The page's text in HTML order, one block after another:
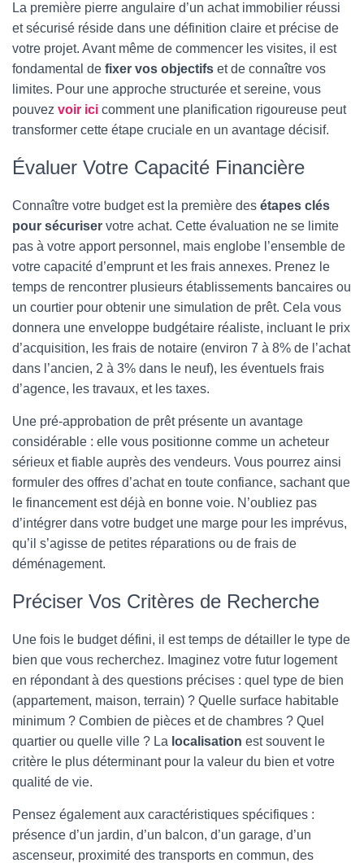
La première pierre angulaire d’un achat immobilier réussi
et sécurisé réside dans une définition claire et précise de
votre projet. Avant même de commencer les visites, il est
fondamental de fixer vos objectifs et de connaître vos
limites. Pour une approche structurée et sereine, vous
pouvez voir ici comment une planification rigoureuse peut
transformer cette étape cruciale en un avantage décisif.
Évaluer Votre Capacité Financière
Connaître votre budget est la première des étapes clés
pour sécuriser votre achat. Cette évaluation ne se limite
pas à votre apport personnel, mais englobe l’ensemble de
votre capacité d’emprunt et les frais annexes. Prenez le
temps de rencontrer plusieurs établissements bancaires ou
un courtier pour obtenir une simulation de prêt. Cela vous
donnera une enveloppe budgétaire réaliste, incluant le prix
d’acquisition, les frais de notaire (environ 7 à 8% de l’achat
dans l’ancien, 2 à 3% dans le neuf), les éventuels frais
d’agence, les travaux, et les taxes.
Une pré-approbation de prêt présente un avantage
considérable : elle vous positionne comme un acheteur
sérieux et fiable auprès des vendeurs. Vous pourrez ainsi
formuler des offres d’achat en toute confiance, sachant que
le financement est déjà en bonne voie. N’oubliez pas
d’intégrer dans votre budget une marge pour les imprévus,
qu’il s’agisse de petites réparations ou de frais de
déménagement.
Préciser Vos Critères de Recherche
Une fois le budget défini, il est temps de détailler le type de
bien que vous recherchez. Imaginez votre futur logement
en répondant à des questions précises : quel type de bien
(appartement, maison, terrain) ? Quelle surface habitable
minimum ? Combien de pièces et de chambres ? Quel
quartier ou quelle ville ? La localisation est souvent le
critère le plus déterminant pour la valeur du bien et votre
qualité de vie.
Pensez également aux caractéristiques spécifiques :
présence d’un jardin, d’un balcon, d’un garage, d’un
ascenseur, proximité des transports en commun, des